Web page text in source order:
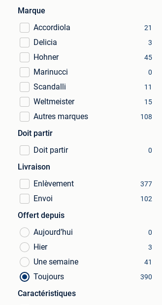
Marque
Accordiola
21
Delicia 3
Hohner 45
Marinucci 0
Scandalli 11
Weltmeister 15
Autres marques 108
Doit partir
Doit partir
0
Livraison
Enlèvement
377
Envoi 102
Offert depuis
Aujourd’hui
0
Hier 3
Une semaine 41
Toujours 390
Caractéristiques